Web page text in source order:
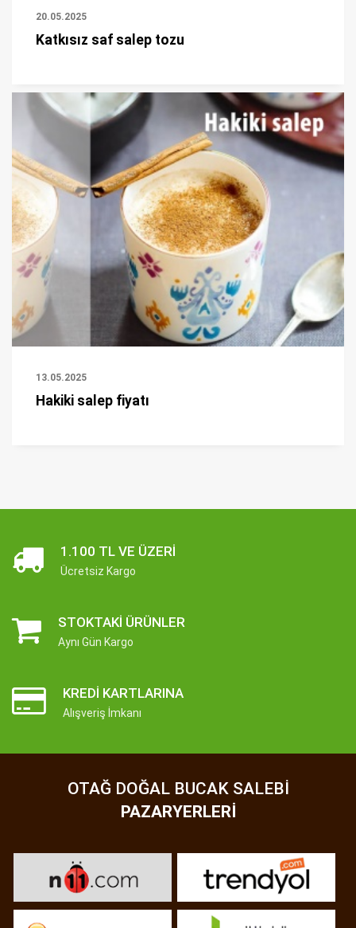
20.05.2025
Katkısız saf salep tozu
13.05.2025
Hakiki salep fiyatı
1.100 TL VE ÜZERI
Ücretsiz Kargo
STOKTAKI ÜRÜNLER
Aynı Gün Kargo
KREDI KARTLARINA
Alışveriş İmkanı
OTAĞ DOĞAL BUCAK SALEBI
PAZARYERLERI